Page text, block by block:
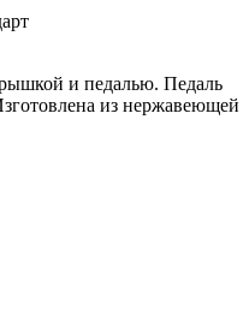
и педалью. Педаль
из нержавеющей